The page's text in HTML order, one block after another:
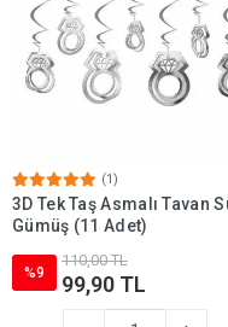
(1)
3D Tek Taş Asmalı Tavan
Gümüş (11 Adet)
%9
110,00 TL
99,90 TL